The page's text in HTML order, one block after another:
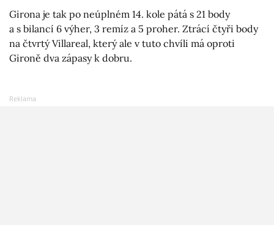
Girona je tak po neúplném 14. kole pátá s 21 body
a s bilancí 6 výher, 3 remíz a 5 proher. Ztrácí čtyři body
na čtvrtý Villareal, který ale v tuto chvíli má oproti
Gironě dva zápasy k dobru.